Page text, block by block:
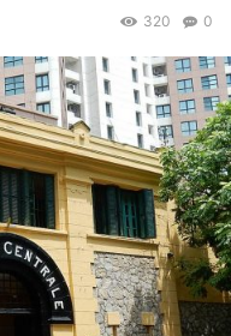
0
320